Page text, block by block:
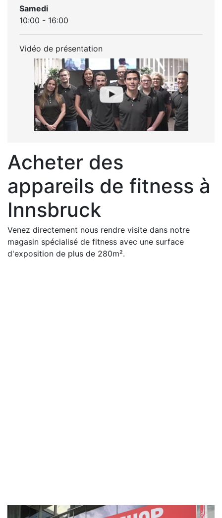
Samedi
10:00 - 16:00
Vidéo de présentation
Acheter des
appareils de fitness à
Innsbruck
Venez directement nous rendre visite dans notre
magasin spécialisé de fitness avec une surface
d'exposition de plus de 280m².